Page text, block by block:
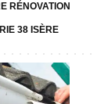
RÉNOVATION
38 ISÈRE